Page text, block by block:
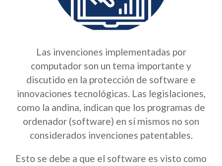
Las invenciones implementadas por
computador son un tema importante y
discutido en la protección de software e
innovaciones tecnológicas. Las legislaciones,
como la andina, indican que los programas de
ordenador (software) en sí mismos no son
considerados invenciones patentables.
Esto se debe a que el software es visto como